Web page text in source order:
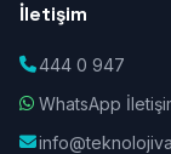
İletişim
444 0 947
WhatsApp